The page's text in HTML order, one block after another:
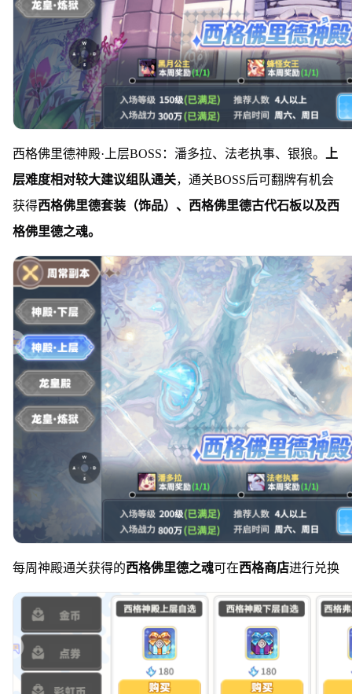
西格佛里德神殿·上层BOSS：潘多拉、法老执事、银狼。
上
层难度相对较大建议组队通关，通关BOSS后可翻牌有机会
获得西格佛里德套装（饰品）、西格佛里德古代石板以及西
格佛里德之魂。
每周神殿通关获得的西格佛里德之魂可在西格商店进行兑换